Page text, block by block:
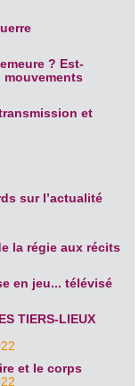
? Est-
et
sur l’actualité
la régie aux récits
en jeu... télévisé
TIERS-LIEUX
et le corps